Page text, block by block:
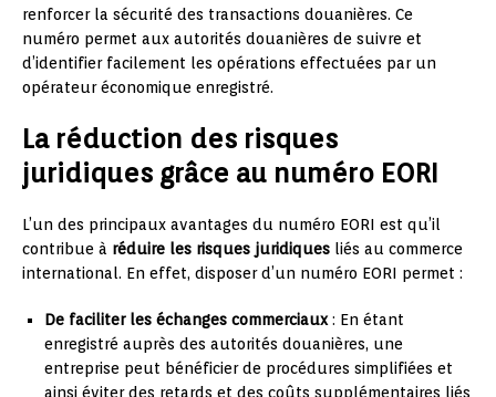
renforcer la sécurité des transactions douanières. Ce
numéro permet aux autorités douanières de suivre et
d’identifier facilement les opérations effectuées par un
opérateur économique enregistré.
La réduction des risques
juridiques grâce au numéro EORI
L’un des principaux avantages du numéro EORI est qu’il
contribue à réduire les risques juridiques liés au commerce
international. En effet, disposer d’un numéro EORI permet :
De faciliter les échanges commerciaux: En étant
enregistré auprès des autorités douanières, une
entreprise peut bénéficier de procédures simplifiées et
ainsi éviter des retards et des coûts supplémentaires liés